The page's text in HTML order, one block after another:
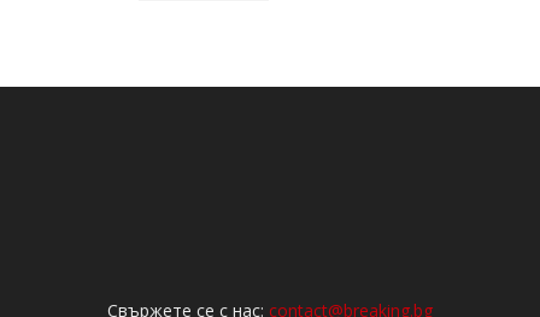
Свържете се с нас: contact@breaking.bg